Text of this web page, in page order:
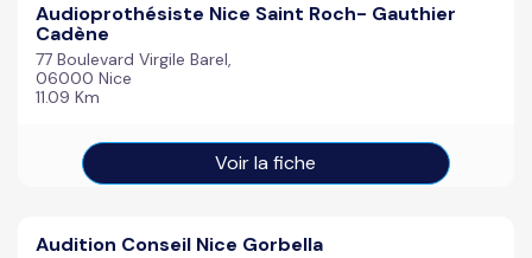
Audioprothésiste Nice Saint Roch- Gauthier
Cadène
77 Boulevard Virgile Barel,
06000 Nice
11.09 Km
Voir la fiche
Audition Conseil Nice Gorbella